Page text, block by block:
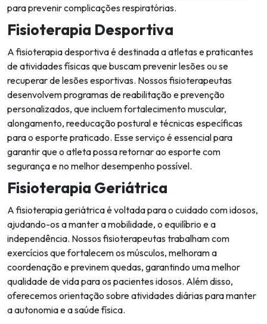
para prevenir complicações respiratórias.
Fisioterapia Desportiva
A fisioterapia desportiva é destinada a atletas e praticantes
de atividades físicas que buscam prevenir lesões ou se
recuperar de lesões esportivas. Nossos fisioterapeutas
desenvolvem programas de reabilitação e prevenção
personalizados, que incluem fortalecimento muscular,
alongamento, reeducação postural e técnicas específicas
para o esporte praticado. Esse serviço é essencial para
garantir que o atleta possa retornar ao esporte com
segurança e no melhor desempenho possível.
Fisioterapia Geriátrica
A fisioterapia geriátrica é voltada para o cuidado com idosos,
ajudando-os a manter a mobilidade, o equilíbrio e a
independência. Nossos fisioterapeutas trabalham com
exercícios que fortalecem os músculos, melhoram a
coordenação e previnem quedas, garantindo uma melhor
qualidade de vida para os pacientes idosos. Além disso,
oferecemos orientação sobre atividades diárias para manter
a autonomia e a saúde física.